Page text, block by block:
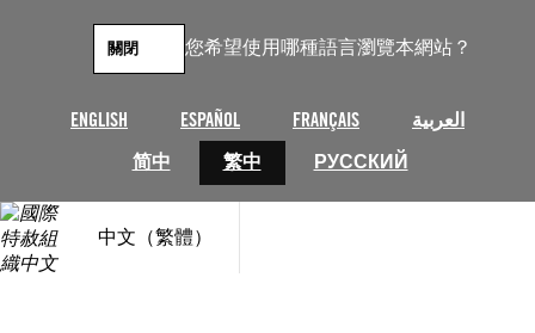
您希望使用哪種語言瀏覽本網站？
ENGLISH ESPAÑOL FRANÇAIS
العربية
简中
繁中 РУССКИЙ
關閉
中文（繁體）